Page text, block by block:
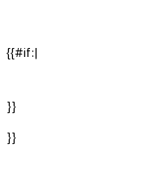
{{#if:|
}}
}}